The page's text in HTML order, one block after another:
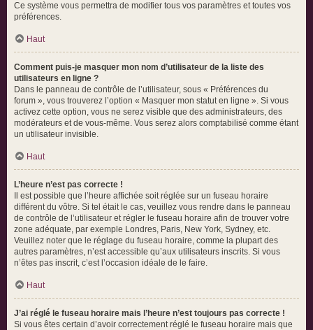
Ce système vous permettra de modifier tous vos paramètres et toutes vos
préférences.
Haut
Comment puis-je masquer mon nom d’utilisateur de la liste des
utilisateurs en ligne ?
Dans le panneau de contrôle de l’utilisateur, sous « Préférences du
forum », vous trouverez l’option « Masquer mon statut en ligne ». Si vous
activez cette option, vous ne serez visible que des administrateurs, des
modérateurs et de vous-même. Vous serez alors comptabilisé comme étant
un utilisateur invisible.
Haut
L’heure n’est pas correcte !
Il est possible que l’heure affichée soit réglée sur un fuseau horaire
différent du vôtre. Si tel était le cas, veuillez vous rendre dans le panneau
de contrôle de l’utilisateur et régler le fuseau horaire afin de trouver votre
zone adéquate, par exemple Londres, Paris, New York, Sydney, etc.
Veuillez noter que le réglage du fuseau horaire, comme la plupart des
autres paramètres, n’est accessible qu’aux utilisateurs inscrits. Si vous
n’êtes pas inscrit, c’est l’occasion idéale de le faire.
Haut
J’ai réglé le fuseau horaire mais l’heure n’est toujours pas correcte !
Si vous êtes certain d’avoir correctement réglé le fuseau horaire mais que